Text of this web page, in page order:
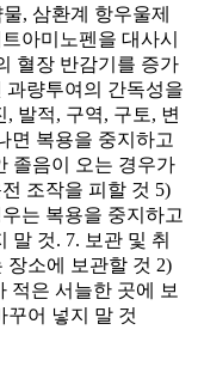
, 삼환계 항우울제
아미노펜을 대사시
혈장 반감기를 증가
량투여의 간독성을
발적, 구역, 구토, 변
면 복용을 중지하고
졸음이 오는 경우가
조작을 피할 것 5)
는 복용을 중지하고
말 것. 7. 보관 및 취
장소에 보관할 것 2)
적은 서늘한 곳에 보
꾸어 넣지 말 것